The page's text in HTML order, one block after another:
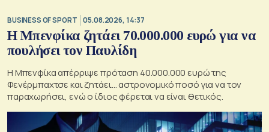
BUSINESS OF SPORT 05.08.2026, 14:37
Η Μπενφίκα ζητάει 70.000.000 ευρώ για να
πουλήσει τον Παυλίδη
Η Μπενφίκα απέρριψε πρόταση 40.000.000 ευρώ της
Φενέρμπαχτσε και ζητάει… αστρονομικό ποσό για να τον
παραχωρήσει, ενώ ο ίδιος φέρεται να είναι θετικός.